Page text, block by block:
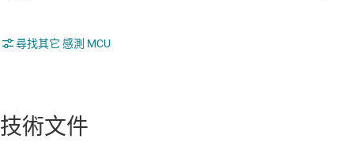
尋找其它 感測 MCU
技術文件